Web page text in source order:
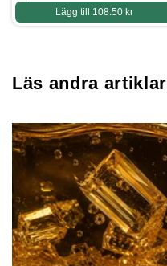
Lägg till 108.50 kr
Läs andra artiklar